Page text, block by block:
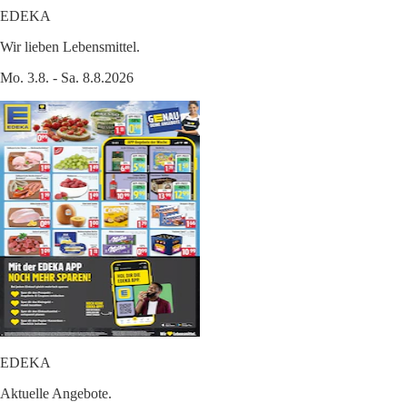
EDEKA
Wir lieben Lebensmittel.
Mo. 3.8. - Sa. 8.8.2026
EDEKA
Aktuelle Angebote.